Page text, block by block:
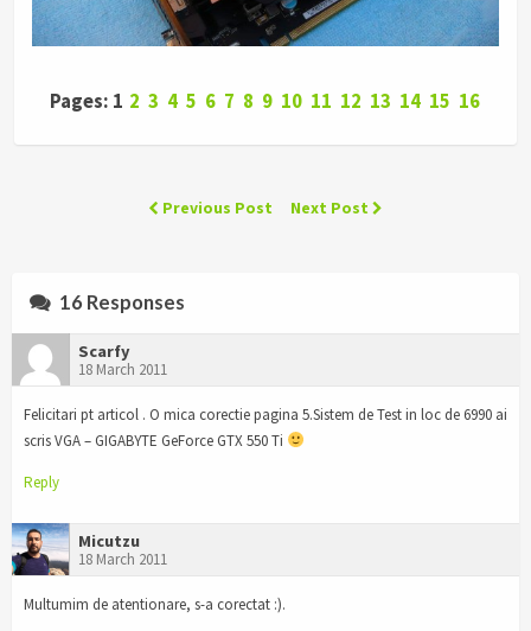
Pages: 1 2 3 4 5 6 7 8 9 10 11 12 13 14 15 16
Previous Post Next Post
16 Responses
Scarfy
18 March 2011
Felicitari pt articol . O mica corectie pagina 5.Sistem de Test in loc de 6990 ai
scris VGA – GIGABYTE GeForce GTX 550 Ti
Reply
Micutzu
18 March 2011
Multumim de atentionare, s-a corectat :).